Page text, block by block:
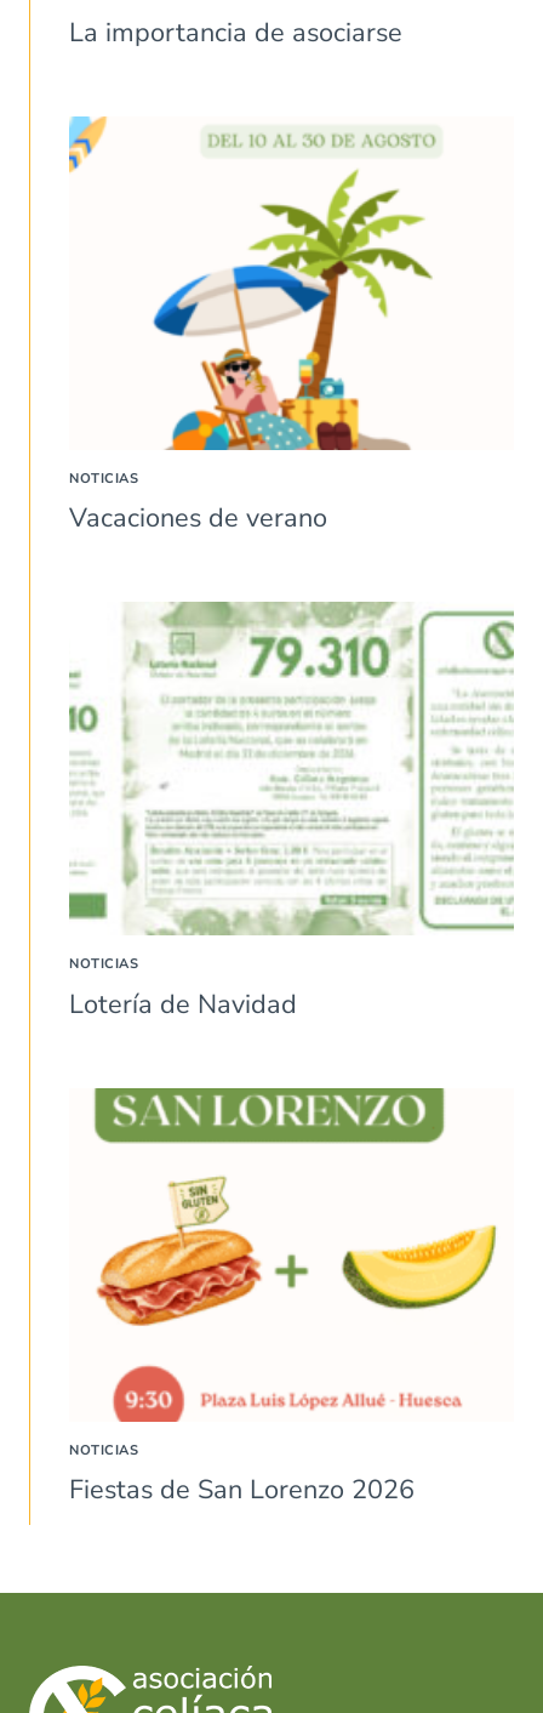
La importancia de asociarse
NOTICIAS
Vacaciones de verano
NOTICIAS
Lotería de Navidad
NOTICIAS
Fiestas de San Lorenzo 2026